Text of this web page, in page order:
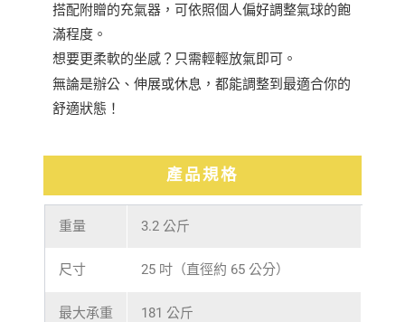
搭配附贈的充氣器，可依照個人偏好調整氣球的飽
滿程度。
想要更柔軟的坐感？只需輕輕放氣即可。
無論是辦公、伸展或休息，都能調整到最適合你的
舒適狀態！
產品規格
重量 3.2 公斤
尺寸 25 吋（直徑約 65 公分）
最大承重 181 公斤